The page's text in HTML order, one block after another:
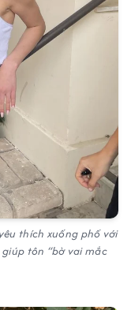
thích xuống phố với
tôn “bờ vai mắc